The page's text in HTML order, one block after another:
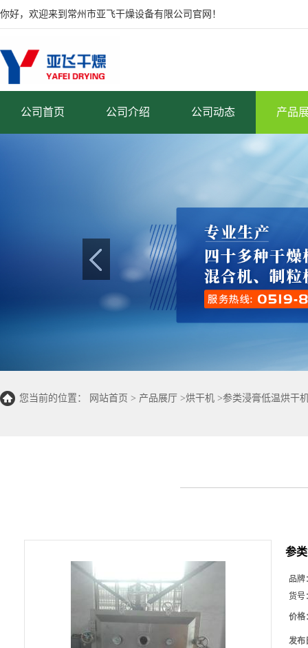
你好，欢迎来到常州市亚飞干燥设备有限公司官网！
公司首页 公司介绍 公司动态 产品
您当前的位置： 网站首页 > 产品展厅 >烘干机 >参类浸膏低温烘干
参
品牌
货号
价格
发布